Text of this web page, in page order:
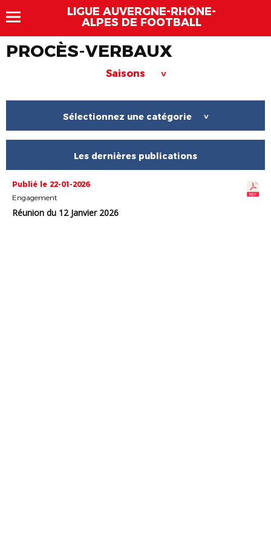
LIGUE AUVERGNE-RHÔNE-
ALPES DE FOOTBALL
PROCÈS-VERBAUX
Saisons >
Sélectionnez une catégorie >
Les dernières publications
Publié le 22-01-2026
Engagement
Réunion du 12 Janvier 2026